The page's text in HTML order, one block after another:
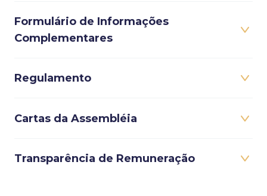
Formulário de Informações
Complementares
Regulamento
Cartas da Assembléia
Transparência de Remuneração